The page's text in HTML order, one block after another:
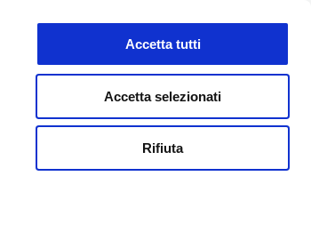
Accetta tutti
Accetta selezionati
Rifiuta
CONTATTI